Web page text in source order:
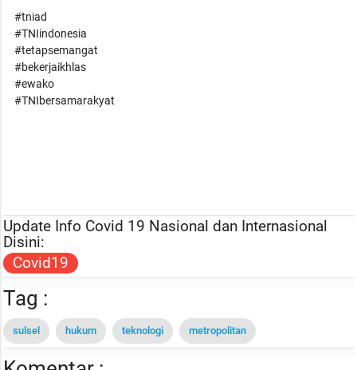
#tniad
#TNIindonesia
#tetapsemangat
#bekerjaikhlas
#ewako
#TNIbersamarakyat
Update Info Covid 19 Nasional dan Internasional
Disini:
Covid19
Tag :
sulsel hukum teknologi metropolitan